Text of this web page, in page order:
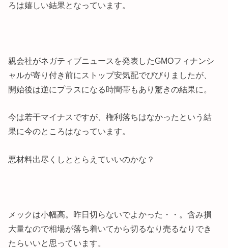
ろは嬉しい結果となっています。
親会社がネガティブニュースを発表したGMOフィナンシ
ャルが寄り付き前にストップ安気配でびびりましたが、
開始後は逆にプラスになる時間帯もあり驚きの結果に。
今は若干マイナスですが、権利落ちはなかったという結
果に今のところはなっています。
悪材料出尽くしととらえていいのかな？
メックは小幅高。昨日切らないでよかった・・。含み損
大量なので相場が落ち着いてから切るなり売るなりでき
たらいいと思っています。